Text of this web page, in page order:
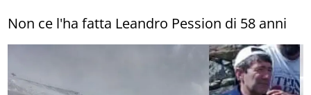
Non ce l'ha fatta Leandro Pession di 58 anni